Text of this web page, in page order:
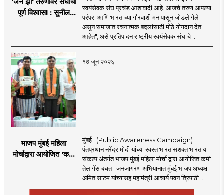
पूर्ण विश्वास! : सुनील
स्वयंसेवक संघ प्रचंड आशावादी आहे. आजचे तरुण आपल्या
परंपरा आणि भारताच्या गौरवाशी मनापासून जोडले गेले
असून समाजात रचनात्मक बदलांसाठी मोठे योगदान देत
आहेत", असे प्रतिपादन राष्ट्रीय स्वयंसेवक संघाचे ..
१७ जून २०२६
भाजप मुंबई महिला
मोर्चाद्वारा आयोजित 'कमी
मुंबई : (Public Awareness Campaign)
पंतप्रधान नरेंद्र मोदी यांच्या स्वस्त भारत सशक्त भारत या
संकल्प अंतर्गत भाजप मुंबई महिला मोर्चा द्वारा आयोजित कमी
तेल गॅस बचत ' जनजागरण अभियानात मुंबई भाजप अध्यक्ष
अमित साटम यांच्यासह महामंत्री आचार्य पवन त्रिपाठी ..